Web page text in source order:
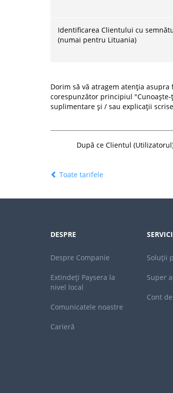
Identificarea Clientului cu
(numai pentru Lituania)
Dorim să vă atragem atenția
corespunzător principiul
suplimentare și / sau explicații
După ce Clientul
Toate tarifele
DESPRE
Despre Companie
Extindeți Paysera la
nivel local
Comunicatele noastre
Carieră
Soluții
Super
Cont